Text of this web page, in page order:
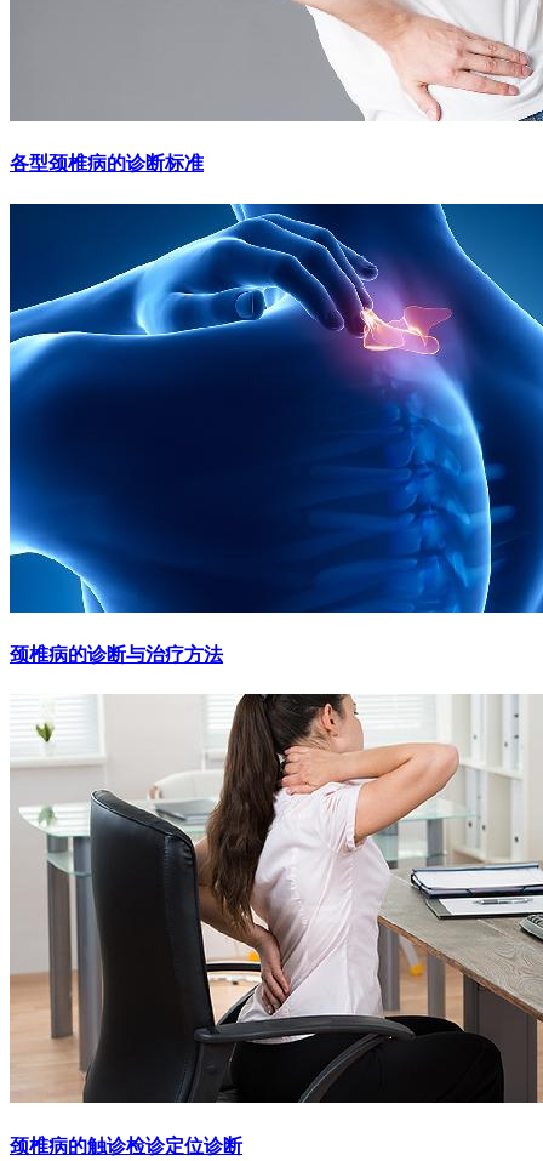
各型颈椎病的诊断标准
颈椎病的诊断与治疗方法
颈椎病的触诊检诊定位诊断